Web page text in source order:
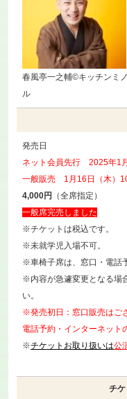
春風亭一之輔©キッチンミノ
ル
発売日
ネット会員先行 2025年1
一般販売 1月16日（木）
4,000円 （全席指定）
一般席完売しました
※チケットは税込です。
※未就学児入場不可。
※車椅子席は、窓口・電話
※内容が急遽変更となる場
い。
※発売初日：窓口販売はご
電話予約・インターネット
※チケットお取り扱いは公
チ